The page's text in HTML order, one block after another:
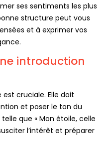
ses sentiments les plus
structure peut vous
et à exprimer vos
introduction
cruciale. Elle doit
et poser le ton du
que « Mon étoile, celle
l’intérêt et préparer